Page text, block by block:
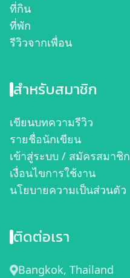
ที่กิน
ที่พัก
รีวิวจากเพื่อน
สำหรับสมาชิก
เขียนบทความรีวิว
รายชื่อนักเขียน
เข้าสู่ระบบ / สมัครสมาชิก
เงื่อนไขการใช้งาน
นโยบายความเป็นส่วนตัว
ติดต่อเรา
Bangkok, Thailand